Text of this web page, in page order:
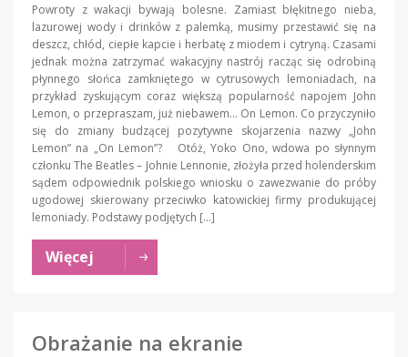
Powroty z wakacji bywają bolesne. Zamiast błękitnego nieba,
lazurowej wody i drinków z palemką, musimy przestawić się na
deszcz, chłód, ciepłe kapcie i herbatę z miodem i cytryną. Czasami
jednak można zatrzymać wakacyjny nastrój racząc się odrobiną
płynnego słońca zamkniętego w cytrusowych lemoniadach, na
przykład zyskującym coraz większą popularność napojem John
Lemon, o przepraszam, już niebawem… On Lemon. Co przyczyniło
się do zmiany budzącej pozytywne skojarzenia nazwy „John
Lemon” na „On Lemon”? Otóż, Yoko Ono, wdowa po słynnym
członku The Beatles – Johnie Lennonie, złożyła przed holenderskim
sądem odpowiednik polskiego wniosku o zawezwanie do próby
ugodowej skierowany przeciwko katowickiej firmy produkującej
lemoniady. Podstawy podjętych […]
Więcej
Obrażanie na ekranie